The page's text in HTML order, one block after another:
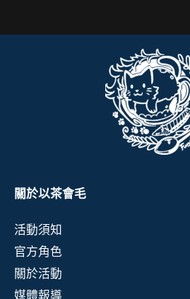
關於以茶會毛
活動須知
官方角色
關於活動
媒體報導